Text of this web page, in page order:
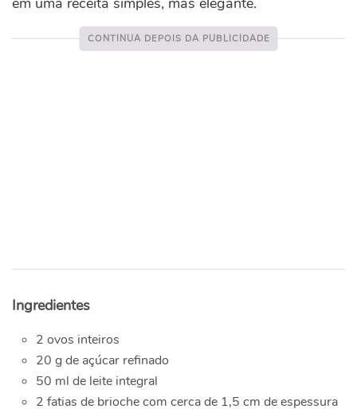
Ingredientes
2 ovos inteiros
20 g de açúcar refinado
50 ml de leite integral
2 fatias de brioche com cerca de 1,5 cm de espessura